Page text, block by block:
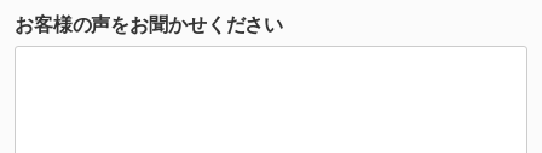
お客様の声をお聞かせください